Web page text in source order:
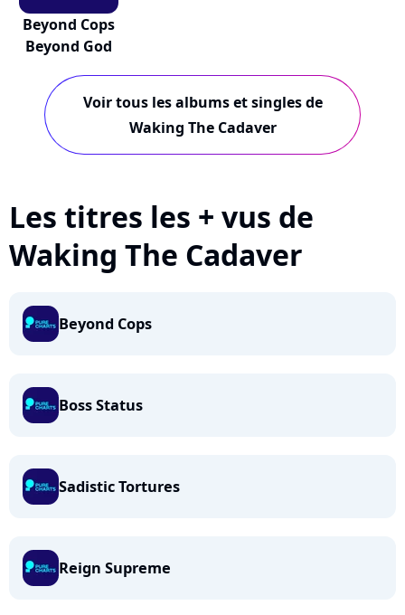
Beyond Cops
Beyond God
Voir tous les albums et singles de
Waking The Cadaver
Les titres les + vus de
Waking The Cadaver
Beyond Cops
Boss Status
Sadistic Tortures
Reign Supreme